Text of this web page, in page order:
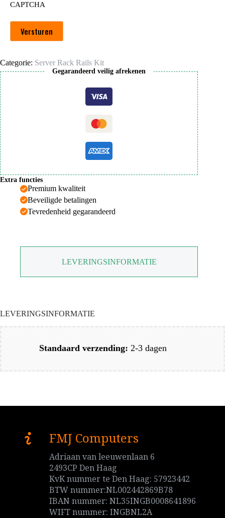
CAPTCHA
Versturen
Categorie: Server Rack Rails Kit
Gegarandeerd veilig afrekenen
Extra functies
Premium kwaliteit
Beveiligde betalingen
Tevredenheid gegarandeerd
LEVERINGSINFORMATIE
LEVERINGSINFORMATIE
Standaard verzending: 2-3 dagen
FMJ Computers
Adriaan van leeuwenlaan 6
2493CP Den Haag
KvK nummer te Den Haag: 57923442
BTW nummer:NL002442869B78
IBAN nummer: NL35INGB0008641896
WIFT nummer: INGBNL2A